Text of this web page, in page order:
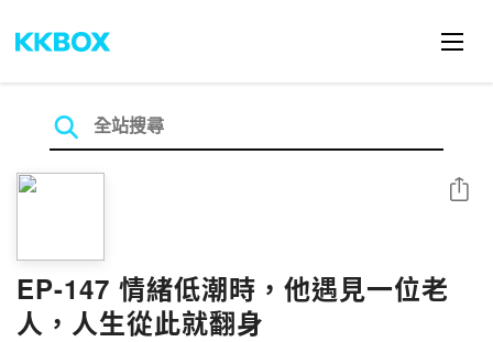
EP-147 情緒低潮時，他遇見一位老
人，人生從此就翻身
分享